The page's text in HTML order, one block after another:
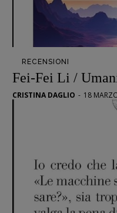
RECENSIONI
Fei-Fei Li /
CRISTINA DAGLIO - 18